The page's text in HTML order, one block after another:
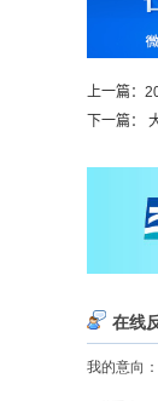
上一篇：
下一篇：